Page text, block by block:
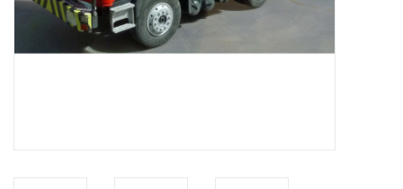
ABONNEMENT DER
MODELLBAUER